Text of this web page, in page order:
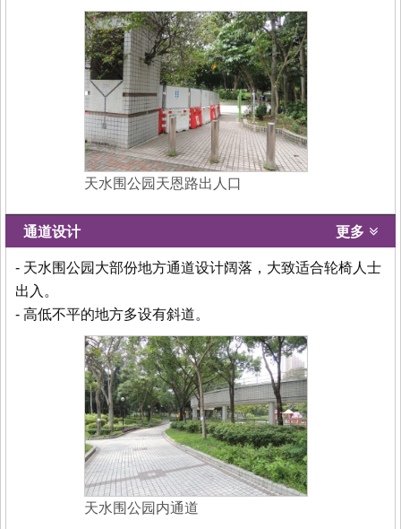
天水围公园天恩路出人口
通道设计 更多
- 天水围公园大部份地方通道设计阔落，大致适合轮椅人士
出入。
- 高低不平的地方多设有斜道。
天水围公园内通道